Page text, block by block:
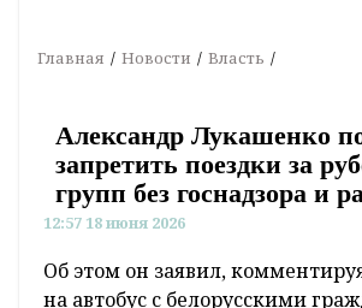
Главная Новости Власть
Александр Лукашенко
запретить поездки за
групп без госнадзора и
12:57 18 июня 2026
Об этом он заявил,
на автобус с белорусскими